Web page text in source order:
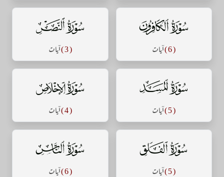
سورة الكافرون
( 6 ) آيات
سورة النصر
( 3 ) آيات
سورة المسد
( 5 ) آيات
سورة الإخلاص
( 4 ) آيات
سورة الفلق
( 5 ) آيات
سورة الناس
( 6 ) آيات